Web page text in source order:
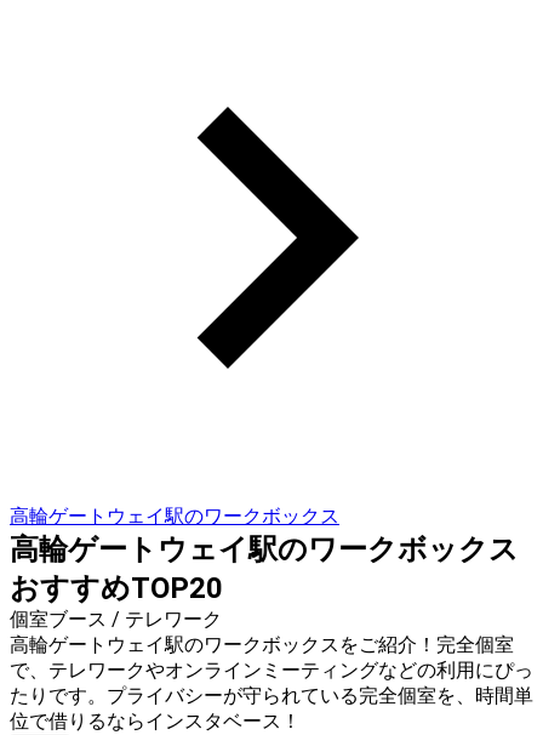
高輪ゲートウェイ駅のワークボックス
高輪ゲートウェイ駅のワークボックス
おすすめTOP20
個室ブース / テレワーク
高輪ゲートウェイ駅のワークボックスをご紹介！完全個室
で、テレワークやオンラインミーティングなどの利用にぴっ
たりです。プライバシーが守られている完全個室を、時間単
位で借りるならインスタベース！